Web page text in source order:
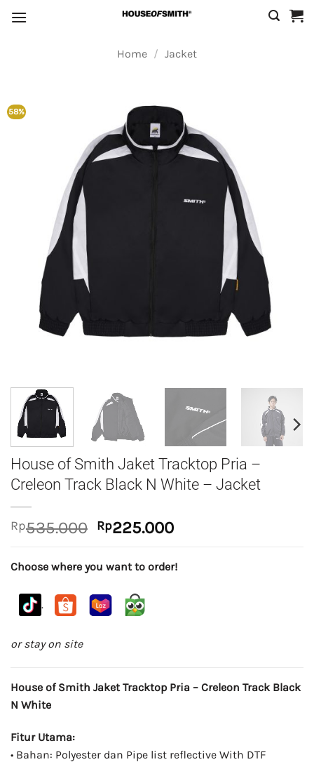
Home / Jacket
58%
House of Smith Jaket Tracktop Pria –
Creleon Track Black N White – Jacket
Rp535.000 Original
was:
Rp535.000.
Rp225.000Current
is:
Choose where you want to order!
.
or stay on site
House of Smith Jaket Tracktop Pria – Creleon Track Black
N White
Fitur Utama:
• Bahan: Polyester dan Pipe list reflective With DTF